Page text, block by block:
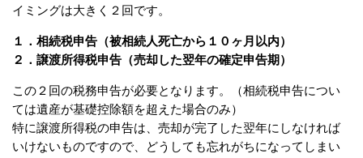
イミングは大きく２回です。
１．相続税申告（被相続人死亡から１０ヶ月以内）
２．譲渡所得税申告（売却した翌年の確定申告期）
この２回の税務申告が必要となります。（相続税申告につい
ては遺産が基礎控除額を超えた場合のみ）
特に譲渡所得税の申告は、売却が完了した翌年にしなければ
いけないものですので、どうしても忘れがちになってしまい